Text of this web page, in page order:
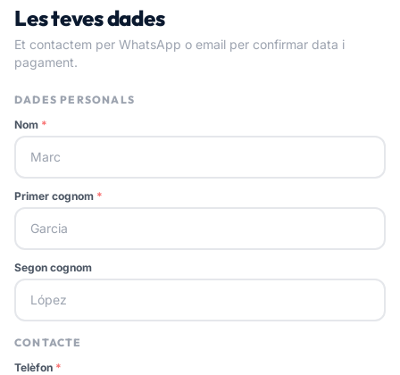
Les teves dades
Et contactem per WhatsApp o email per confirmar data i
pagament.
DADES PERSONALS
Nom *
Primer cognom *
Segon cognom
CONTACTE
Telèfon *